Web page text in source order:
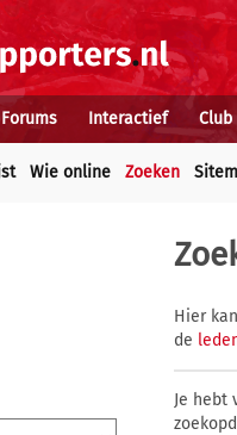
Forums Interactief Club
Wie online Zoeken
Hier
de
Je hebt